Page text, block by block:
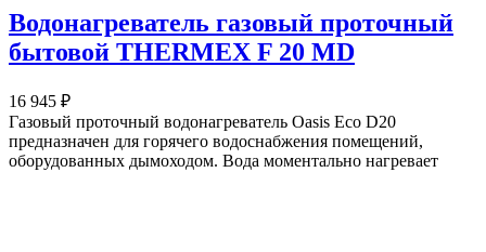
Водонагреватель газовый проточный
бытовой THERMEX F 20 MD
16 945 ₽
Газовый проточный водонагреватель Oasis Eco D20
предназначен для горячего водоснабжения помещений,
оборудованных дымоходом. Вода моментально нагревает